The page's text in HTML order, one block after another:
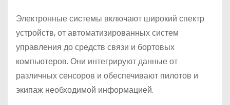
Электронные системы включают широкий спектр
устройств, от автоматизированных систем
управления до средств связи и бортовых
компьютеров. Они интегрируют данные от
различных сенсоров и обеспечивают пилотов и
экипаж необходимой информацией.